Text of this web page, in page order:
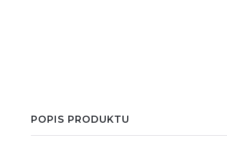
POPIS PRODUKTU